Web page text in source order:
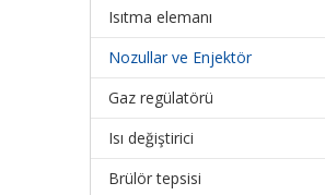
Isıtma elemanı
Nozullar ve Enjektör
Gaz regülatörü
Isı değiştirici
Brülör tepsisi